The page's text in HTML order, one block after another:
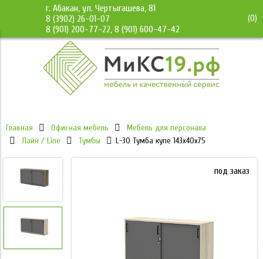
г. Абакан, ул. Чертыгашева, 81
8 (3902) 26-01-07
8 (901) 200-77-22, 8 (901) 600-47-42
(0)
Главная Офисная мебель
Мебель для персонала
Лайн / Line
Тумбы L-30 Тумба купе 143х40х75
под заказ под заказ